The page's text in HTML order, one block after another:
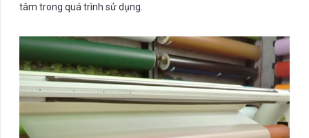
tâm trong quá trình sử dụng.